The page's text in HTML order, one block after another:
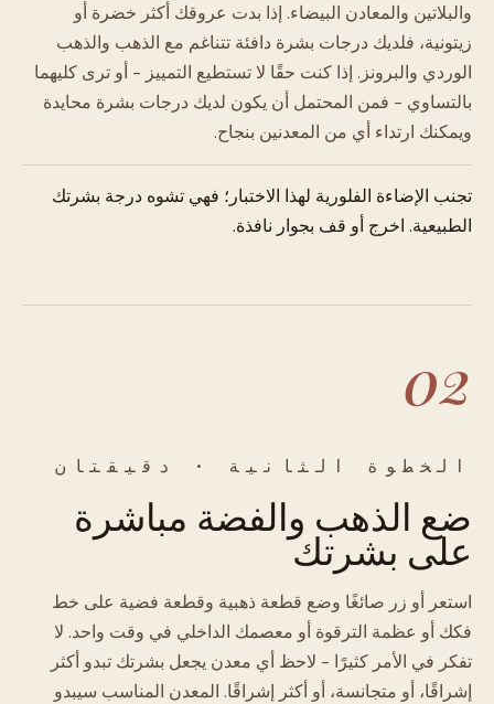
والبلاتين والمعادن البيضاء. إذا بدت عروقك أكثر خضرة أو
زيتونية، فلديك درجات بشرة دافئة تتناغم مع الذهب والذهب
الوردي والبرونز. إذا كنت حقًا لا تستطيع التمييز - أو ترى كليهما
بالتساوي - فمن المحتمل أن يكون لديك درجات بشرة محايدة
ويمكنك ارتداء أي من المعدنين بنجاح.
تجنب الإضاءة الفلورية لهذا الاختبار؛ فهي تشوه درجة بشرتك
الطبيعية. اخرج أو قف بجوار نافذة.
02
الخطوة الثانية · دقيقتان
ضع الذهب والفضة مباشرة
على بشرتك
استعر أو زر صائغًا وضع قطعة ذهبية وقطعة فضية على خط
فكك أو عظمة الترقوة أو معصمك الداخلي في وقت واحد. لا
تفكر في الأمر كثيرًا - لاحظ أي معدن يجعل بشرتك تبدو أكثر
إشراقًا، أو متجانسة، أو أكثر إشراقًا. المعدن المناسب سيبدو